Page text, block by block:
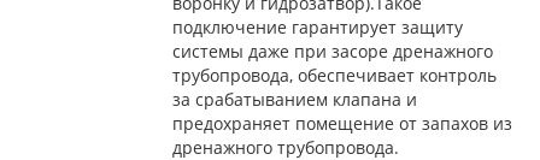
подключение гарантирует защиту
системы даже при засоре дренажного
трубопровода, обеспечивает контроль
за срабатыванием клапана и
предохраняет помещение от запахов из
дренажного трубопровода.